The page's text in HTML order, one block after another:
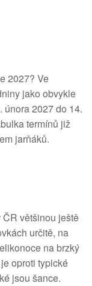
2027? Ve
jako obvykle
února 2027 do 14.
termínů již
jarňáků.
většinou ještě
určitě, na
na brzký
oproti typické
jsou šance.